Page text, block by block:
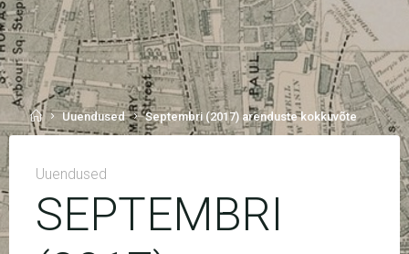
HomeUuendused Septembri (2017) arenduste kokkuvõte
Uuendused
SEPTEMBRI